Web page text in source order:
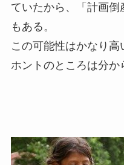
ていたから、「計画
もある。
この可能性はかなり高
ホントのところは分か